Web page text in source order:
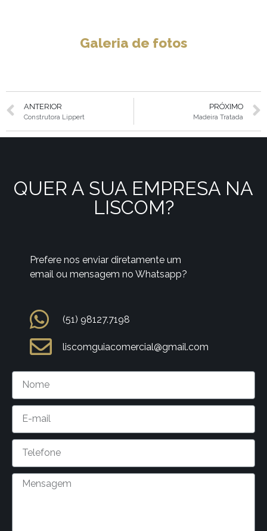
Galeria de fotos
ANTERIOR
Construtora Lippert
PRÓXIMO
Madeira Tratada
QUER A SUA EMPRESA NA
LISCOM?
Prefere nos enviar diretamente um
email ou mensagem no Whatsapp?
(51) 98127.7198
liscomguiacomercial@gmail.com